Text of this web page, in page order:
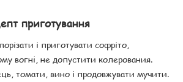
приготування
і приготувати софріто,
вогні, не допустити колерования.
томати, вино і продовжувати мучити.